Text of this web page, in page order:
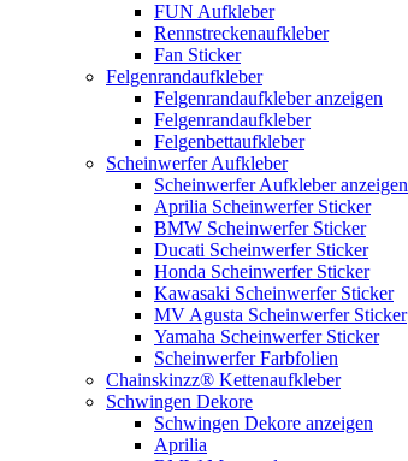
FUN Aufkleber
Rennstreckenaufkleber
Fan Sticker
Felgenrandaufkleber
Felgenrandaufkleber anzeigen
Felgenrandaufkleber
Felgenbettaufkleber
Scheinwerfer Aufkleber
Scheinwerfer Aufkleber anzeigen
Aprilia Scheinwerfer Sticker
BMW Scheinwerfer Sticker
Ducati Scheinwerfer Sticker
Honda Scheinwerfer Sticker
Kawasaki Scheinwerfer Sticker
MV Agusta Scheinwerfer Sticker
Yamaha Scheinwerfer Sticker
Scheinwerfer Farbfolien
Chainskinzz® Kettenaufkleber
Schwingen Dekore
Schwingen Dekore anzeigen
Aprilia